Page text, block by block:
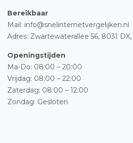
Bereikbaar
Mail: info@snelinternetvergelijken.nl
Adres: Zwartewaterallee 56, 8031
Openingstijden
Ma-Do: 08:00 – 20:00
Vrijdag: 08:00 – 22:00
Zaterdag: 08:00 – 12:00
Zondag: Gesloten